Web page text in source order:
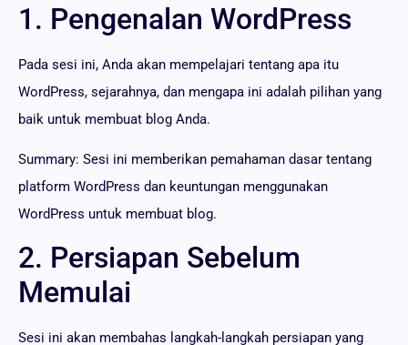
1. Pengenalan WordPress
Pada sesi ini, Anda akan mempelajari tentang apa itu
WordPress, sejarahnya, dan mengapa ini adalah pilihan yang
baik untuk membuat blog Anda.
Summary: Sesi ini memberikan pemahaman dasar tentang
platform WordPress dan keuntungan menggunakan
WordPress untuk membuat blog.
2. Persiapan Sebelum
Memulai
Sesi ini akan membahas langkah-langkah persiapan yang